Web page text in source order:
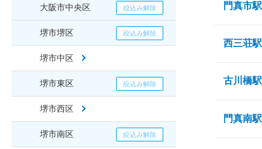
大阪市中央区
堺市堺区
堺市中区
堺市東区
堺市西区
堺市南区
門真市駅
西三荘駅
古川橋駅
門真南駅